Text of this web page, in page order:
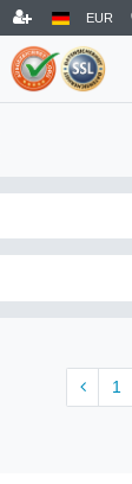
EUR
1